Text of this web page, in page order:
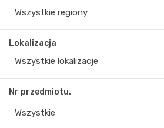
Wszystkie regiony
Lokalizacja
Wszystkie lokalizacje
Nr przedmiotu.